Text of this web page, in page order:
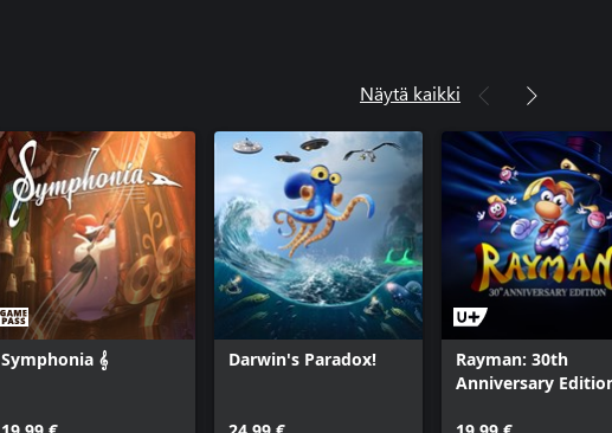
Näytä kaikki
Symphonia 𝄞 Darwin's Paradox!
Rayman: 30th
Anniversary